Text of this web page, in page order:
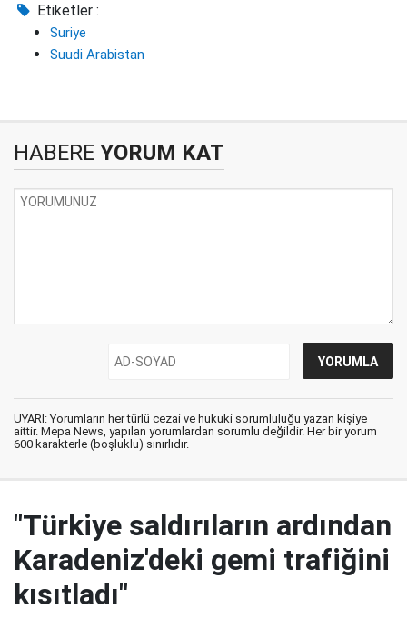
Etiketler :
Suriye
Suudi Arabistan
HABERE YORUM KAT
UYARI: Yorumların her türlü cezai ve hukuki sorumluluğu yazan kişiye
aittir. Mepa News, yapılan yorumlardan sorumlu değildir. Her bir yorum
600 karakterle (boşluklu) sınırlıdır.
"Türkiye saldırıların ardından
Karadeniz'deki gemi trafiğini
kısıtladı"